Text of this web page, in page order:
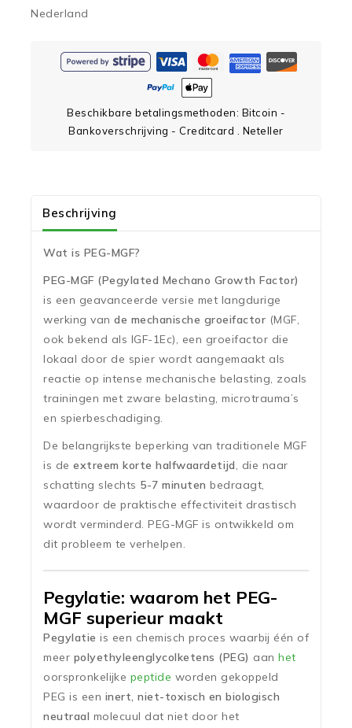
Nederland
Beschikbare betalingsmethoden: Bitcoin -
Bankoverschrijving - Creditcard . Neteller
Beschrijving
Wat is PEG-MGF?
PEG-MGF (Pegylated Mechano Growth Factor)
is een geavanceerde versie met langdurige
werking van de mechanische groeifactor (MGF,
ook bekend als IGF-1Ec), een groeifactor die
lokaal door de spier wordt aangemaakt als
reactie op intense mechanische belasting, zoals
trainingen met zware belasting, microtrauma’s
en spierbeschadiging.
De belangrijkste beperking van traditionele MGF
is de extreem korte halfwaardetijd, die naar
schatting slechts 5-7 minuten bedraagt,
waardoor de praktische effectiviteit drastisch
wordt verminderd. PEG-MGF is ontwikkeld om
dit probleem te verhelpen.
Pegylatie: waarom het PEG-
MGF superieur maakt
Pegylatie is een chemisch proces waarbij één of
meer polyethyleenglycolketens (PEG) aan het
oorspronkelijke peptide worden gekoppeld
PEG is een inert, niet-toxisch en biologisch
neutraal molecuul dat niet door het